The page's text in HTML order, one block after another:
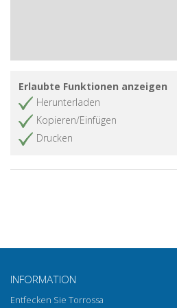
Viajes de los científicos
omeyas (VIII-X)
Le problème de l'identité des
espèces animales et végétales
les textes arabes et les
Al-Fārābī's Five Aphorisms on
De Bagdad a Córdoba : sobre las
Erlaubte Funktionen anzeigen
Herunterladen
Kopieren/Einfügen
Drucken
INFORMATION
Entfecken Sie Torrossa